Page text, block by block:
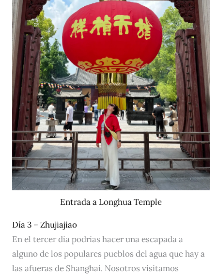
Entrada a Longhua Temple
Día 3 – Zhujiajiao
En el tercer día podrías hacer una escapada a
alguno de los populares pueblos del agua que hay a
las afueras de Shanghai. Nosotros visitamos